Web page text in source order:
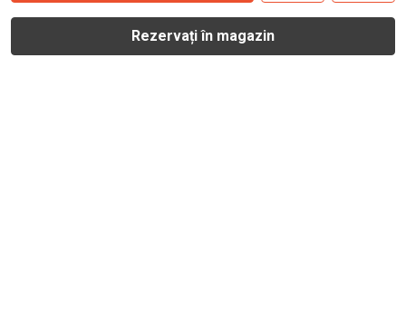
Rezervați în magazin